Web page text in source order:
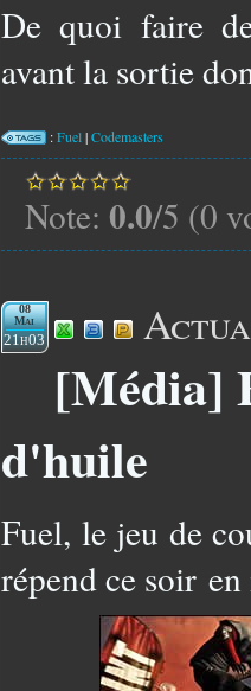
De quoi faire
avant la sortie
:Fuel|Codemasters
Note: 0.0/5 (0
08
Mai
21h03
[Média]
d'huile
Fuel, le jeu de
répend ce soir